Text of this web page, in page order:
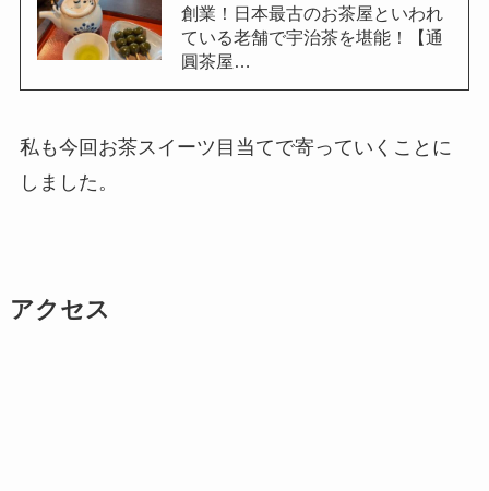
創業！日本最古のお茶屋といわれ
ている老舗で宇治茶を堪能！【通
圓茶屋…
私も今回お茶スイーツ目当てで寄っていくことに
しました。
アクセス